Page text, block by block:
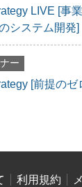
LIVE [事
システム開発]
ー
[前提の
利用規約